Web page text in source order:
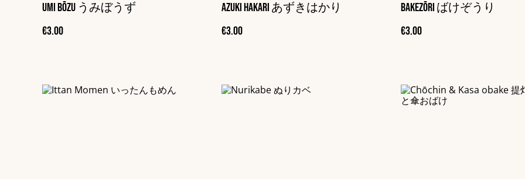
Umi Bōzu うみぼうず
€3.00
Azuki Hakari あずきはかり
€3.00
Bakezōri ばけぞうり
€3.00